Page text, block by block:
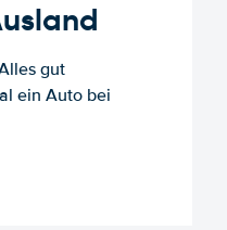
gut
ein Auto bei